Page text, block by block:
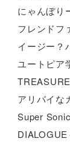
にゃんぼり
フレンドフ
イージー？
ユートピア
アリバイな
Super
DIALOGUE